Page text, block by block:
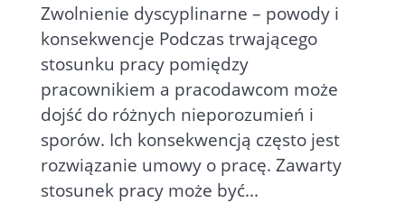
Zwolnienie dyscyplinarne – powody i
konsekwencje Podczas trwającego
stosunku pracy pomiędzy
pracownikiem a pracodawcom może
dojść do różnych nieporozumień i
sporów. Ich konsekwencją często jest
rozwiązanie umowy o pracę. Zawarty
stosunek pracy może być...